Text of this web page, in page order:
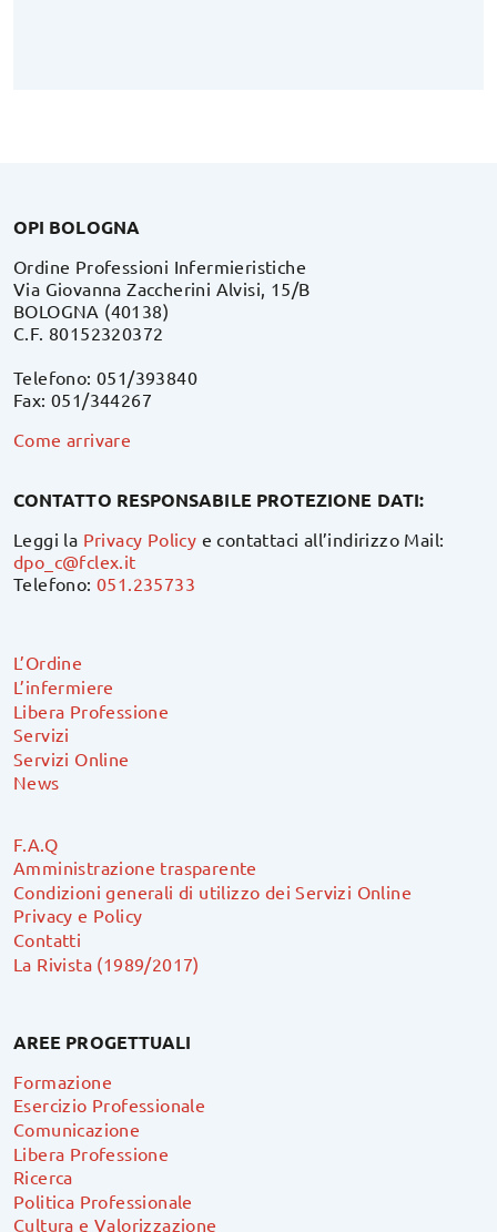
OPI BOLOGNA
Ordine Professioni Infermieristiche
Via Giovanna Zaccherini Alvisi, 15/B
BOLOGNA (40138)
C.F. 80152320372
Telefono: 051/393840
Fax: 051/344267
Come arrivare
CONTATTO RESPONSABILE PROTEZIONE DATI:
Leggi la Privacy Policy e contattaci all’indirizzo Mail:
dpo_c@fclex.it
Telefono:051.235733
L’Ordine
L’infermiere
Libera Professione
Servizi
Servizi Online
News
F.A.Q
Amministrazione trasparente
Condizioni generali di utilizzo dei Servizi Online
Privacy e Policy
Contatti
La Rivista (1989/2017)
AREE PROGETTUALI
Formazione
Esercizio Professionale
Comunicazione
Libera Professione
Ricerca
Politica Professionale
Cultura e Valorizzazione